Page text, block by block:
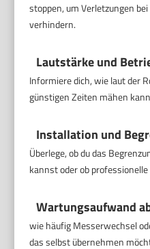
stoppen, um Verletzungen
verhindern.
Lautstärke und
Informiere dich, wie laut der
günstigen Zeiten mähen
Installation und
Überlege, ob du das
kannst oder ob
Wartungsaufwand
wie häufig Messerwechsel
das selbst übernehmen